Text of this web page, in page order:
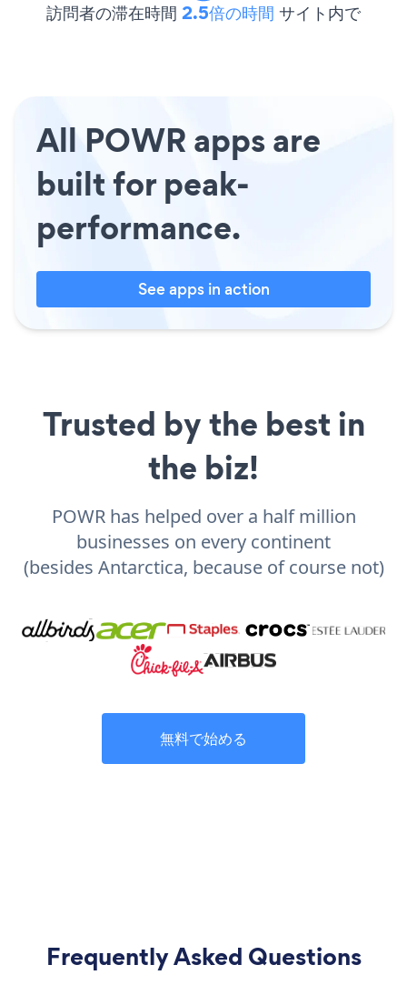
訪問者の滞在時間 2.5倍の時間 サイト内で
All POWR apps are
built for peak-
performance.
See apps in action
Trusted by the best in
the biz!
POWR has helped over a half million
businesses on every continent
(besides Antarctica, because of course not)
無料で始める
Frequently Asked Questions